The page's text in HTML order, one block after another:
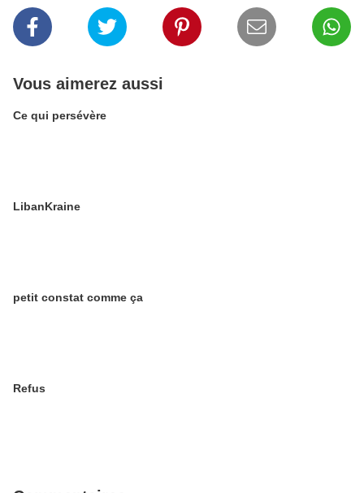
Vous aimerez aussi
Ce qui persévère
LibanKraine
petit constat comme ça
Refus